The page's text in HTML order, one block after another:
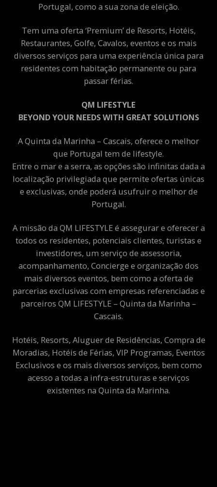
Portugal, como a sua zona de eleição.
Tem uma oferta ‘Premium’ de Resorts, Hotéis,
Restaurantes, Golfe, Cavalos, eventos e os mais
diversos serviços para uma experiência única para
residentes com habitação permanente ou para
passar férias.
QM LIFESTYLE
BEYOND YOUR NEEDS WITH GREAT SOLUTIONS
A Quinta da Marinha – Cascais, oferece o melhor
que Portugal tem de lifestyle.
Entre o mar e a serra, as opções são infinitas dada a
localização privilegiada que permite ofertas únicas
e exclusivas, onde poderá usufruir o melhor de
Portugal.
A missão da QM LIFESTYLE é assegurar e oferecer a
todos os residentes, potenciais clientes, turistas e
investidores, um serviço de assessoria,
acompanhamento, Concierge e organização dos
mais diversos eventos, bem como a oferta de
parcerias exclusivas com empresas referenciadas e
parceiros QM LIFESTYLE – Quinta da Marinha –
Cascais.
Hotéis, Resorts, Aluguer de Residências, Compra de
Moradias, Hotéis de Férias, VIP Programas, Eventos
Exclusivos e os mais diversos serviços, bem como
acesso a todas a infra-estruturas e serviços
existentes na Quinta da Marinha.